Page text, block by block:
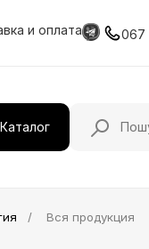
и оплата 067
Каталог
Вся продукция